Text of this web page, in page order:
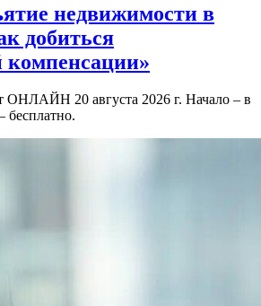
недвижимости в
добиться
компенсации»
ОНЛАЙН 20 августа 2026 г. Начало – в
бесплатно.